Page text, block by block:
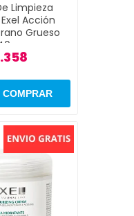
Limpieza
Acción
Grueso